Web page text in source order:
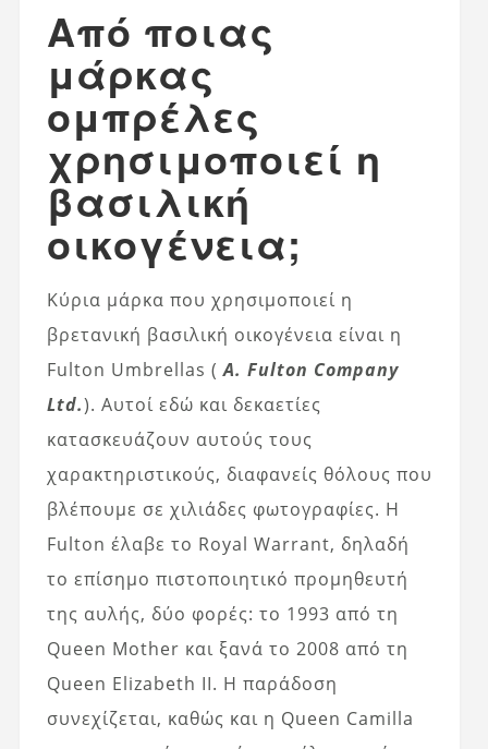
Από ποιας
μάρκας
ομπρέλες
χρησιμοποιεί η
βασιλική
οικογένεια;
Κύρια μάρκα που χρησιμοποιεί η
βρετανική βασιλική οικογένεια είναι η
Fulton Umbrellas (A. Fulton Company
Ltd.). Αυτοί εδώ και δεκαετίες
κατασκευάζουν αυτούς τους
χαρακτηριστικούς, διαφανείς θόλους που
βλέπουμε σε χιλιάδες φωτογραφίες. Η
Fulton έλαβε το Royal Warrant, δηλαδή
το επίσημο πιστοποιητικό προμηθευτή
της αυλής, δύο φορές: το 1993 από τη
Queen Mother και ξανά το 2008 από τη
Queen Elizabeth II. Η παράδοση
συνεχίζεται, καθώς και η Queen Camilla